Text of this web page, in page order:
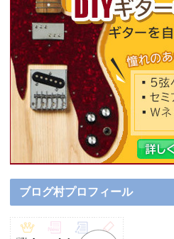
ブログ村プロフィール